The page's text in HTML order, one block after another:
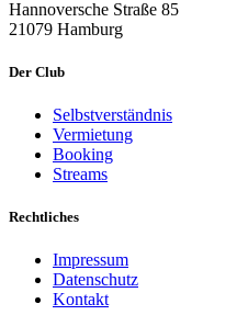
Hannoversche Straße 85
21079 Hamburg
Der Club
Selbstverständnis
Vermietung
Booking
Streams
Rechtliches
Impressum
Datenschutz
Kontakt